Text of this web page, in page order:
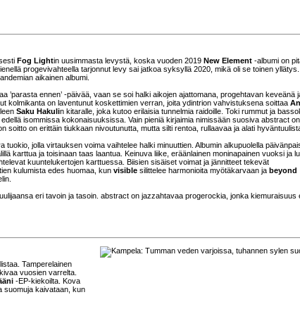
Fog Lightin uusimmasta levystä, koska vuoden 2019 New Element -albumi on
progevivahteella tarjonnut levy sai jatkoa syksyllä 2020, mikä oli se toinen yllätys.
aikainen albumi.
’parasta ennen’ -päivää, vaan se soi halki aikojen ajattomana, progehtavan keveänä
kolmikanta on laventunut koskettimien verran, joita ydintrion vahvistuksena soittaa
Saku Hakulin kitaralle, joka kutoo erilaisia tunnelmia raidoille. Toki rummut ja
isommissa kokonaisuuksissa. Vain pieniä kirjaimia nimissään suosiva abstract on
soitto on erittäin tiukkaan nivoutunutta, mutta silti rentoa, rullaavaa ja alati
tuokio, jolla virtauksen voima vaihtelee halki minuuttien. Albumin alkupuolella
karttua ja toisinaan taas laantua. Keinuva liike, eräänlainen moninapainen vuoksi ja
kuuntelukertojen karttuessa. Biisien sisäiset voimat ja jännitteet tekevät
kulumista edes huomaa, kun visible silittelee harmonioita myötäkarvaan ja beyond
eri tavoin ja tasoin. abstract on jazzahtavaa progerockia, jonka kiemuraisuus
Tamperelainen
vuosien varrelta.
-EP-kiekoilta. Kova
suomuja kaivataan, kun